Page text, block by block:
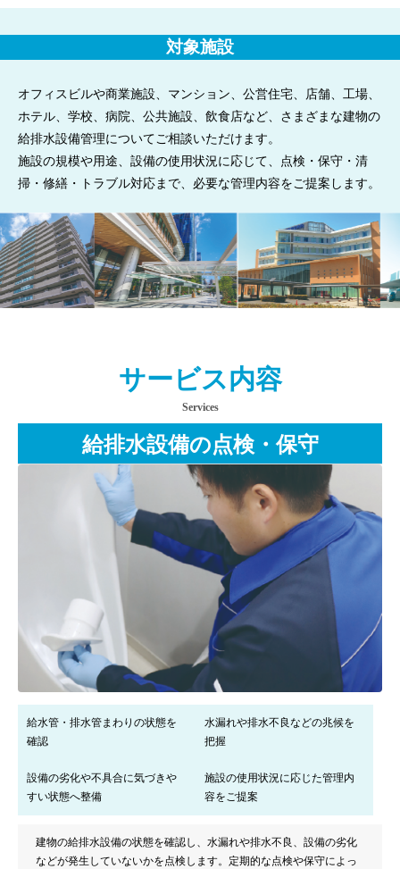
対象施設
オフィスビルや商業施設、マンション、公営住宅、店舗、工場、
ホテル、学校、病院、公共施設、飲食店など、さまざまな建物の
給排水設備管理についてご相談いただけます。
施設の規模や用途、設備の使用状況に応じて、点検・保守・清
掃・修繕・トラブル対応まで、必要な管理内容をご提案します。
サービス内容
Services
給排水設備の点検・保守
給水管・排水管まわりの状態を
確認
水漏れや排水不良などの兆候を
把握
設備の劣化や不具合に気づきや
すい状態へ整備
施設の使用状況に応じた管理内
容をご提案
建物の給排水設備の状態を確認し、水漏れや排水不良、設備の劣化
などが発生していないかを点検します。定期的な点検や保守によっ